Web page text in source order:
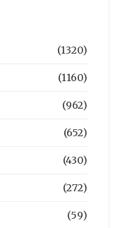
(1320)
(1160)
(962)
(652)
(430)
(272)
(59)